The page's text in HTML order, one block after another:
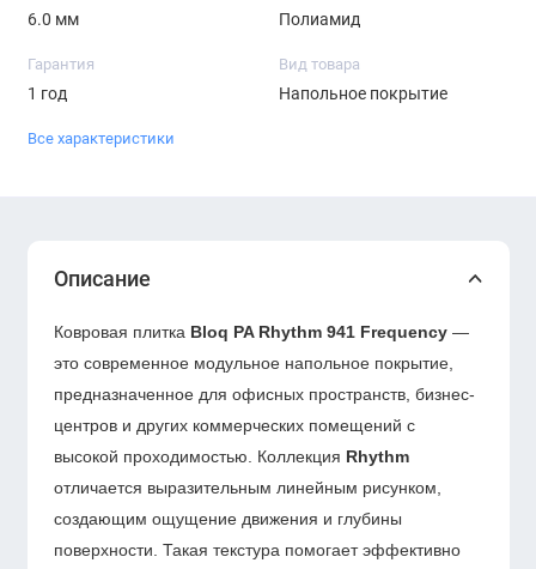
6.0 мм Полиамид
Гарантия
1 год
Вид товара
Напольное покрытие
Все характеристики
Описание
Ковровая плитка Bloq PA Rhythm 941 Frequency —
это современное модульное напольное покрытие,
предназначенное для офисных пространств, бизнес-
центров и других коммерческих помещений с
высокой проходимостью. Коллекция Rhythm
отличается выразительным линейным рисунком,
создающим ощущение движения и глубины
поверхности. Такая текстура помогает эффективно